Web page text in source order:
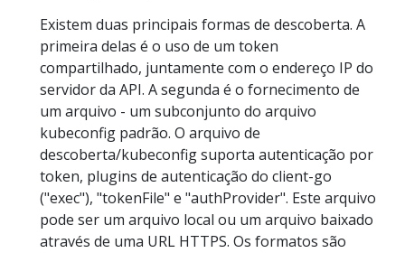
Existem duas principais formas de descoberta. A
primeira delas é o uso de um token
compartilhado, juntamente com o endereço IP do
servidor da API. A segunda é o fornecimento de
um arquivo - um subconjunto do arquivo
kubeconfig padrão. O arquivo de
descoberta/kubeconfig suporta autenticação por
token, plugins de autenticação do client-go
("exec"), "tokenFile" e "authProvider". Este arquivo
pode ser um arquivo local ou um arquivo baixado
através de uma URL HTTPS. Os formatos são